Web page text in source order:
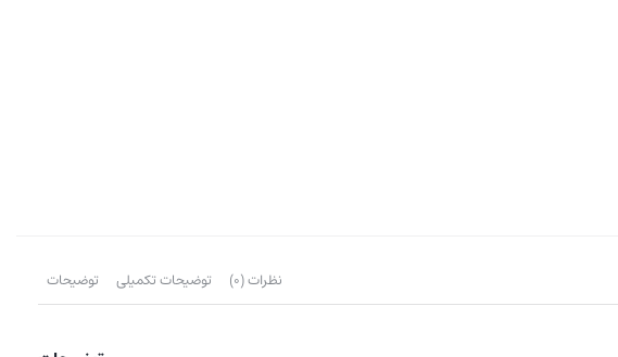
توضیحات توضیحات تکمیلی نظرات (0)